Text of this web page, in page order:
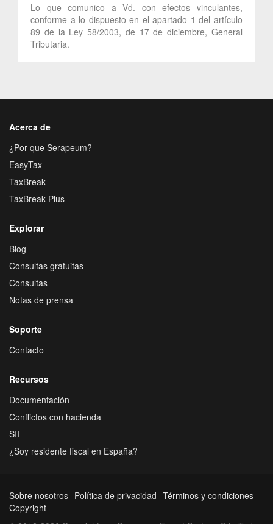
Lo que comunico a Vd. con efectos vinculantes,
conforme a lo dispuesto en el apartado 1 del artículo
89 de la Ley 58/2003, de 17 de diciembre, General
Tributaria.
Acerca de
¿Por que Serapeum?
EasyTax
TaxBreak
TaxBreak Plus
Explorar
Blog
Consultas gratuitas
Consultas
Notas de prensa
Soporte
Contacto
Recursos
Documentación
Conflictos con hacienda
SII
¿Soy residente fiscal en España?
Sobre nosotros Política de privacidad Términos y condiciones
Copyright